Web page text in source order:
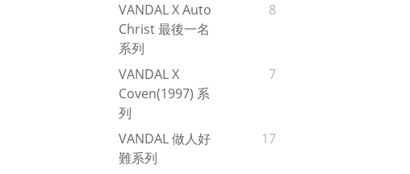
VANDAL X Auto
Christ 最後一名
系列
8
VANDAL X
Coven(1997) 系
列
7
VANDAL 做人好
難系列
17